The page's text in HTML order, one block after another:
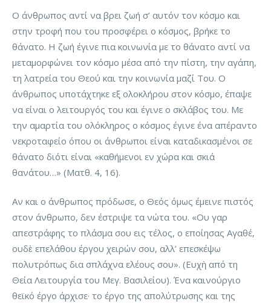
Ο άνθρωπος αντί να βρει ζωή σ’ αυτόν τον κόσμο και
στην τροφή που του προσφέρει ο κόσμος, βρήκε το
θάνατο. Η ζωή έγινε πια κοινωνία με το θάνατο αντί να
μεταμορφώνει τον κόσμο μέσα από την πίστη, την αγάπη,
τη λατρεία του Θεού και την κοινωνία μαζί Του. Ο
άνθρωπος υποτάχτηκε εξ ολοκλήρου στον κόσμο, έπαψε
να είναι ο λειτουργός του και έγινε ο σκλάβος του. Με
την αμαρτία του ολόκληρος ο κόσμος έγινε ένα απέραντο
νεκροταφείο όπου οι άνθρωποι είναι καταδικασμένοι σε
θάνατο διότι είναι «καθήμενοι εν χώρα και σκιά
θανάτου…» (Ματθ. 4, 16).
Αν και ο άνθρωπος πρόδωσε, ο Θεός όμως έμεινε πιστός
στον άνθρωπο, δεν έστριψε τα νώτα του. «Ου γαρ
απεστράφης το πλάσμα σου εις τέλος, ο εποίησας Αγαθέ,
ουδὲ επελάθου έργου χειρών σου, αλλ’ επεσκέψω
πολυτρόπως δια σπλάχνα ελέους σου». (Ευχὴ από τη
Θεία Λειτουργία του Μεγ. Βασιλείου). Ένα καινούργιο
θεϊκό έργο άρχισε· το έργο της απολύτρωσης και της